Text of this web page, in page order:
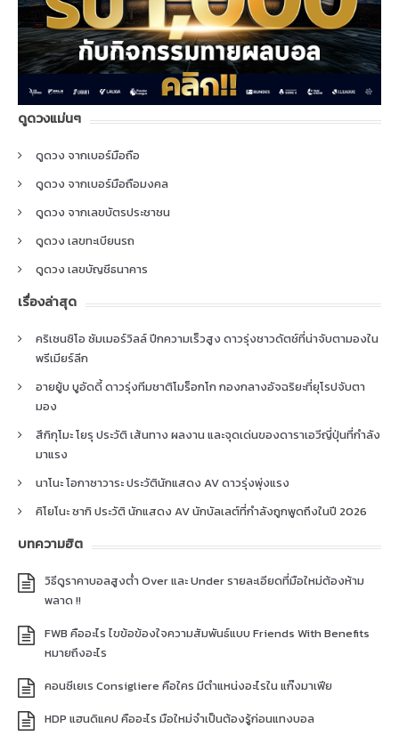
ดูดวงแม่นๆ
ดูดวง จากเบอร์มือถือ
ดูดวง จากเบอร์มือถือมงคล
ดูดวง จากเลขบัตรประชาชน
ดูดวง เลขทะเบียนรถ
ดูดวง เลขบัญชีธนาคาร
เรื่องล่าสุด
คริเซนซิโอ ซัมเมอร์วิลล์ ปีกความเร็วสูง ดาวรุ่งชาวดัตช์ที่น่าจับตามองใน
พรีเมียร์ลีก
อายยู้บ บูอัดดี้ ดาวรุ่งทีมชาติโมร็อกโก กองกลางอัจฉริยะที่ยุโรปจับตา
มอง
สึกิกุโมะ โยรุ ประวัติ เส้นทาง ผลงาน และจุดเด่นของดาราเอวีญี่ปุ่นที่กำลัง
มาแรง
นาโนะ โอกาซาวาระ ประวัตินักแสดง AV ดาวรุ่งพุ่งแรง
คิโยโนะ ซากิ ประวัติ นักแสดง AV นักบัลเลต์ที่กำลังถูกพูดถึงในปี 2026
บทความฮิต
วิธีดูราคาบอลสูงต่ำ Over และ Under รายละเอียดที่มือใหม่ต้องห้าม
พลาด !!
FWB คืออะไร ไขข้อข้องใจความสัมพันธ์แบบ Friends With Benefits
หมายถึงอะไร
คอนซีเยเร Consigliere คือใคร มีตำแหน่งอะไรใน แก๊งมาเฟีย
HDP แฮนดิแคป คืออะไร มือใหม่จำเป็นต้องรู้ก่อนแทงบอล